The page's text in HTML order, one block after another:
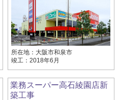
所在地：大阪市和泉市
竣工：2018年6月
業務スーパー高石綾園店新
築工事